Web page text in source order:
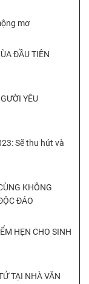
mơ
ĐẦU TIÊN
YÊU
Sẽ thu hút và
KHÔNG
ĐÁO
HẸN CHO SINH
TẠI NHÀ VĂN